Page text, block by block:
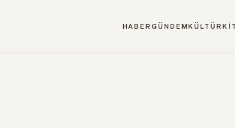
HABERGÜNDEMKÜLTÜR